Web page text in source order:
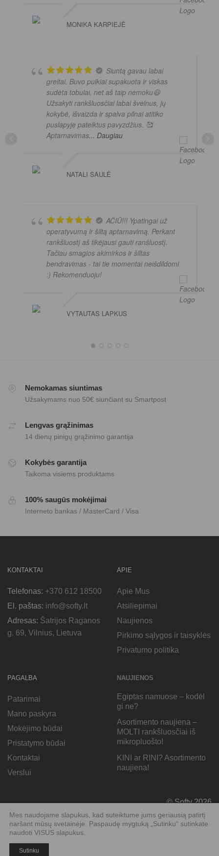
MONIKA KARPIEJĖ
Siuntą gavau labai
greitai. Buvo puikiai supakuota ir viskas
sudėta tobulai, net aš taip nemoku😃
Užsakyti rankšluosčiai labai švelnus, jų
kokybė, išvaizda ir spalva pilnai atitiko
puslapyje pateiktus pavyzdžius. 🥰
Aptarnavimas... Daugiau
NATALI SAULĖ
AČIŪ!!! Ypatingai už
operatyvumą ir šiltą aptarnavimą. Perkant
rankšluostį aš tikėjausi gauti ranšluostį.
Tačiau smagios akimirkos ir šiltas
bendravimas - tai tie momentai neišdildomi
:) Rekomenduoju!
VYTAUTAS LAPKUS
Nemokamas siuntimas
Užsakymams nuo 50€ siunčiant su Smartpost
Lengvas grąžinimas
14 dienų pinigų grąžinimo garantija
Kokybės garantija
Taikoma visiems produktams
100% saugūs mokėjimai
Interneto bankas / MasterCard / Visa
KONTAKTAI
Telefonas: +370 612 18500
El. paštas: info@softy.lt
Adresas: Šatrijos Raganos
g. 69, Vilnius, Lietuva
APIE
Apie Mus
Atsiliepimai
Naujienos
Pirkimo sąlygos ir taisyklės
Privatumo politika
PAGALBA
Patarimai
Mano paskyra
Mokėjimo būdai
Pristatymo būdai
Kontaktai
Verslui
NAUJIENOS
Egiptas namuose – kodėl
gi ne?
Asortimento naujiena –
MOLTI rankšluosčiai iš
mikropluošto!
KINI ar RINI? Asortimento
naujiena!
© Softy 2026
Mes naudojame slapukus, kad suteiktume jums geriausią patirtį
naršant mūsų svetainėje. Paspaudę mygtuką „Sutinku“ sutinkate
naudoti VISUS slapukus.
Sutinku